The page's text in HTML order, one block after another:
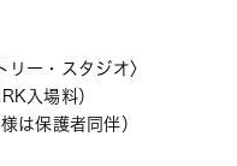
ー・スタジオ〉
入場料）
は保護者同伴）